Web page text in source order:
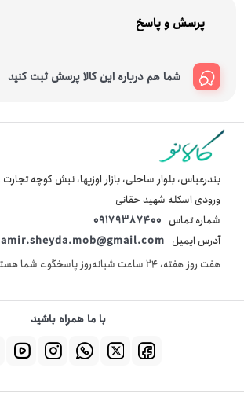
پرسش و پاسخ
شما هم درباره این کالا پرسش ثبت کنید
ورودی اسکله شهید حقانی
شماره تماس 09179387400
آدرس ایمیل amir.sheyda.mob@gmail.com
هفت روز هفته، ۲۴ ساعت شبانه‌روز پاسخگوی شما هستیم.
با ما همراه باشید